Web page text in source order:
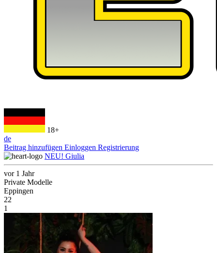
18+
de
Beitrag hinzufügen Einloggen Registrierung
NEU! Giulia
vor 1 Jahr
Private Modelle
Eppingen
22
1